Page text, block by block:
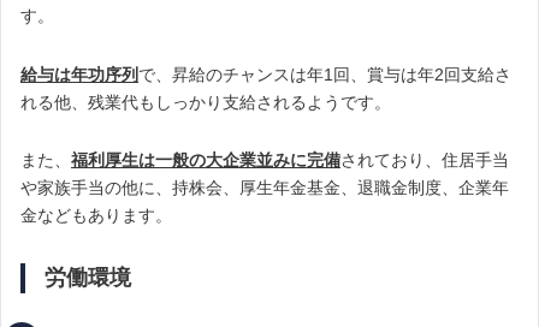
す。
給与は年功序列で、昇給のチャンスは年1回、賞与は年2回支給さ
れる他、残業代もしっかり支給されるようです。
また、 福利厚生は一般の大企業並みに完備されており、住居手当
や家族手当の他に、持株会、厚生年金基金、退職金制度、企業年
金などもあります。
労働環境